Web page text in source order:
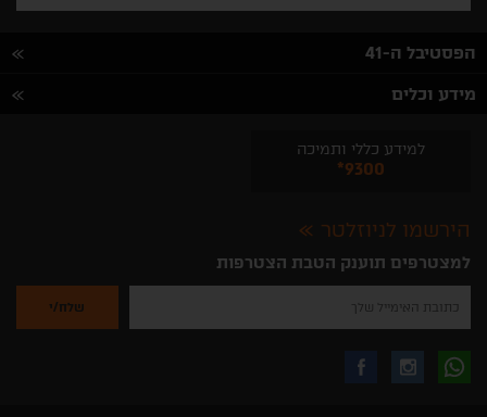
הפסטיבל ה-41
מידע וכלים
למידע כללי ותמיכה
*9300
הירשמו לניוזלטר
למצטרפים תוענק הטבת הצטרפות
להזין
שלך
לקבלת עקבו